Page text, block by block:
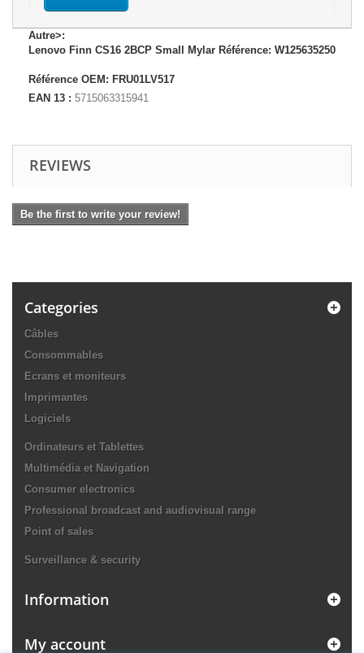
Autre>:
Lenovo Finn CS16 2BCP Small Mylar Référence: W125635250
Référence OEM: FRU01LV517
EAN 13 : 5715063315941
REVIEWS
Be the first to write your review!
Categories
Câbles
Consommables
Ecrans et moniteurs
Imprimantes
Logiciels
Ordinateurs et Tablettes
Multimédia et Navigation
Consumer electronics
Professional broadcast and audiovisual range
Point of sales
Surveillance & security
Information
My account